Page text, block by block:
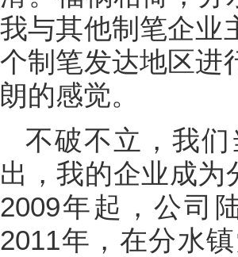
我与其他制笔企业
个制笔发达地区进
朗的感觉。
不破不立，我
出，我的企业成为
2009年起，公司
2011年，在分水